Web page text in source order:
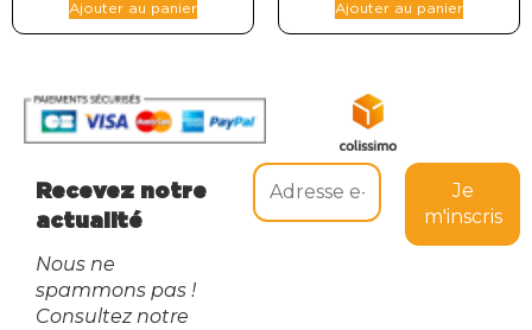
Ajouter au panier Ajouter au panier
Recevez notre
actualité
Nous ne
spammons pas !
Consultez notre